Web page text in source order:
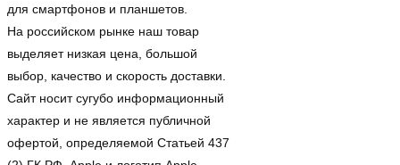
для смартфонов и планшетов.
На российском рынке наш товар
выделяет низкая цена, большой
выбор, качество и скорость доставки.
Сайт носит сугубо информационный
характер и не является публичной
офертой, определяемой Статьей 437